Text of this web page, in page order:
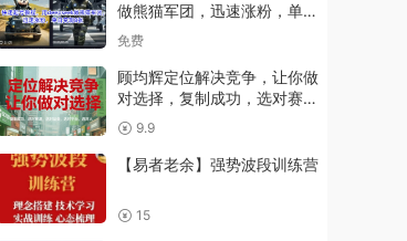
做熊猫军团，迅速涨粉，单日
变现8张
免费
顾均辉定位解决竞争，让你做
对选择，复制成功，选对赛
道，选对品类，选对平台，选
对人
9.9
【易者老余】强势波段训练营
15